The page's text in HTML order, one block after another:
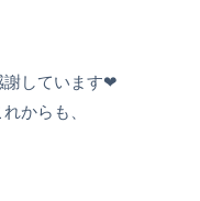
謝しています❤
からも、